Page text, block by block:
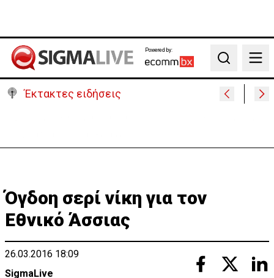
Powered by:
Search
Έκτακτες ειδήσεις
Όγδοη σερί νίκη για τον
Εθνικό Άσσιας
26.03.2016 18:09
SigmaLive